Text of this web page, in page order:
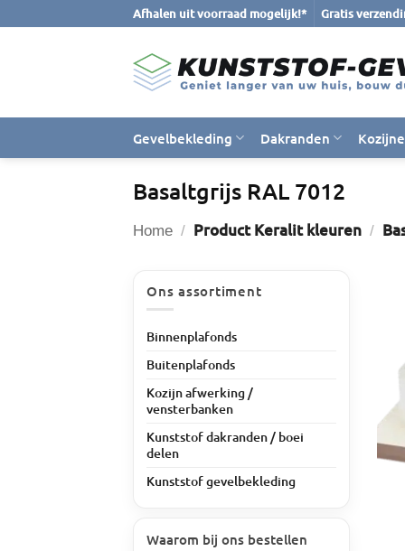
Afhalen uit voorraad mogelijk!* Gratis
Gevelbekleding Dakranden
Basaltgrijs RAL 7012
Home / Product Keralit kleuren /
Ons assortiment
Binnenplafonds
Buitenplafonds
Kozijn afwerking /
vensterbanken
Kunststof dakranden / boei
delen
Kunststof gevelbekleding
Waarom bij ons bestellen